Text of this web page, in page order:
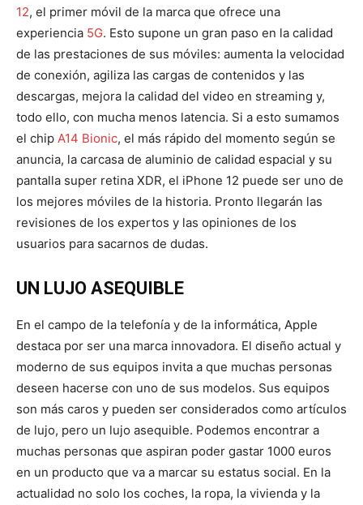
12, el primer móvil de la marca que ofrece una
experiencia 5G. Esto supone un gran paso en la calidad
de las prestaciones de sus móviles: aumenta la velocidad
de conexión, agiliza las cargas de contenidos y las
descargas, mejora la calidad del video en streaming y,
todo ello, con mucha menos latencia. Si a esto sumamos
el chip A14 Bionic, el más rápido del momento según se
anuncia, la carcasa de aluminio de calidad espacial y su
pantalla super retina XDR, el iPhone 12 puede ser uno de
los mejores móviles de la historia. Pronto llegarán las
revisiones de los expertos y las opiniones de los
usuarios para sacarnos de dudas.
UN LUJO ASEQUIBLE
En el campo de la telefonía y de la informática, Apple
destaca por ser una marca innovadora. El diseño actual y
moderno de sus equipos invita a que muchas personas
deseen hacerse con uno de sus modelos. Sus equipos
son más caros y pueden ser considerados como artículos
de lujo, pero un lujo asequible. Podemos encontrar a
muchas personas que aspiran poder gastar 1000 euros
en un producto que va a marcar su estatus social. En la
actualidad no solo los coches, la ropa, la vivienda y la